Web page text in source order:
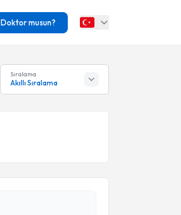
Doktor musun?
Sıralama
Akıllı Sıralama